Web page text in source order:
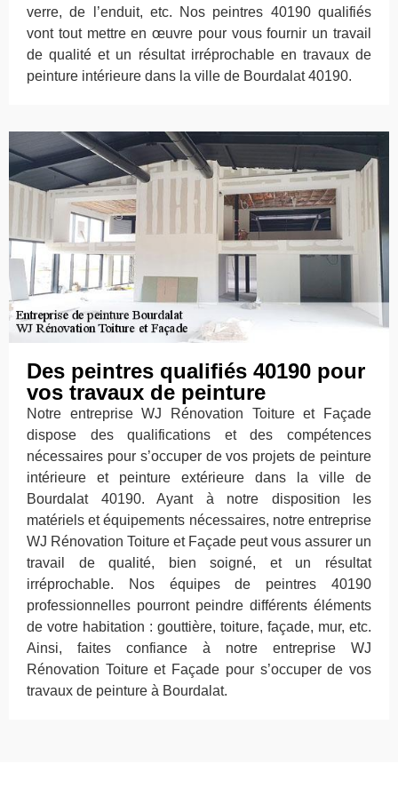
verre, de l’enduit, etc. Nos peintres 40190 qualifiés
vont tout mettre en œuvre pour vous fournir un travail
de qualité et un résultat irréprochable en travaux de
peinture intérieure dans la ville de Bourdalat 40190.
Des peintres qualifiés 40190 pour
vos travaux de peinture
Notre entreprise WJ Rénovation Toiture et Façade
dispose des qualifications et des compétences
nécessaires pour s’occuper de vos projets de peinture
intérieure et peinture extérieure dans la ville de
Bourdalat 40190. Ayant à notre disposition les
matériels et équipements nécessaires, notre entreprise
WJ Rénovation Toiture et Façade peut vous assurer un
travail de qualité, bien soigné, et un résultat
irréprochable. Nos équipes de peintres 40190
professionnelles pourront peindre différents éléments
de votre habitation : gouttière, toiture, façade, mur, etc.
Ainsi, faites confiance à notre entreprise WJ
Rénovation Toiture et Façade pour s’occuper de vos
travaux de peinture à Bourdalat.